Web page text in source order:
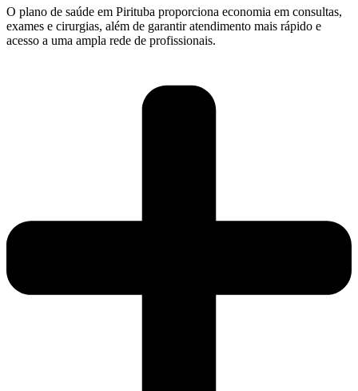
O plano de saúde em Pirituba proporciona economia em consultas,
exames e cirurgias, além de garantir atendimento mais rápido e
acesso a uma ampla rede de profissionais.